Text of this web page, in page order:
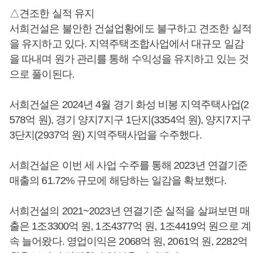
△견조한 실적 유지
서희건설은 불안한 건설업황에도 불구하고 견조한 실적
을 유지하고 있다. 지역주택조합사업에서 대규모 일감
을 따내며 원가 관리를 통해 수익성을 유지하고 있는 것
으로 풀이된다.
서희건설은 2024년 4월 경기 화성 비봉 지역주택사업(2
578억 원), 경기 양지7지구 1단지(3354억 원), 양지7지구
3단지(2937억 원) 지역주택사업을 수주했다.
서희건설은 이번 세 사업 수주를 통해 2023년 연결기준
매출의 61.72% 규모에 해당하는 일감을 확보했다.
서희건설의 2021~2023년 연결기준 실적을 살펴보면 매
출은 1조3300억 원, 1조4377억 원, 1조4419억 원으로 계
속 늘어왔다. 영업이익은 2068억 원, 2061억 원, 2282억